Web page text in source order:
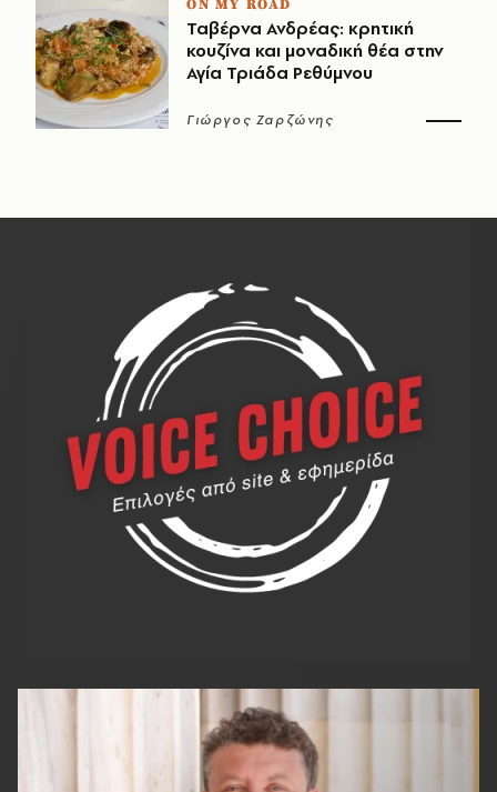
ON MY ROAD
Ταβέρνα Ανδρέας: κρητική
κουζίνα και μοναδική θέα στην
Αγία Τριάδα Ρεθύμνου
Γιώργος Ζαρζώνης